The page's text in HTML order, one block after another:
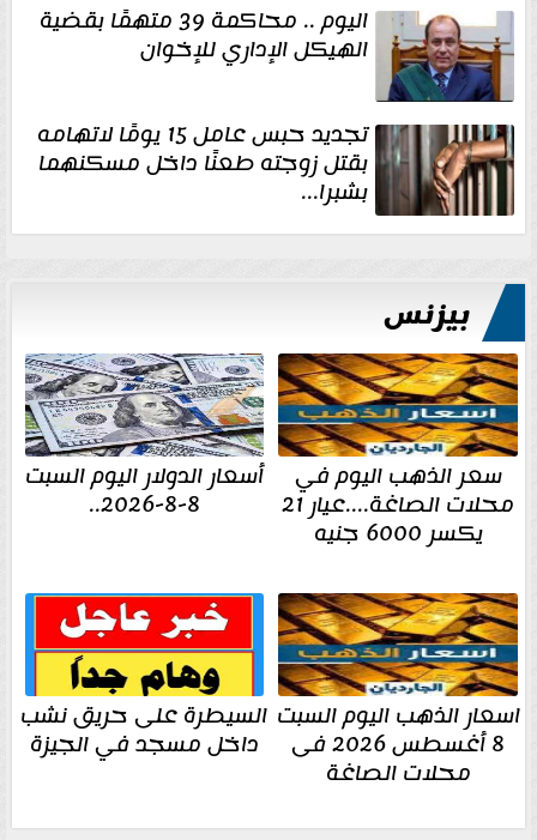
اليوم .. محاكمة 39 متهمًا بقضية
الهيكل الإداري للإخوان
تجديد حبس عامل 15 يومًا لاتهامه
بقتل زوجته طعنًا داخل مسكنهما
بشبرا...
بيزنس
سعر الذهب اليوم في
محلات الصاغة....عيار 21
يكسر 6000 جنيه
أسعار الدولار اليوم السبت
8-8-2026..
اسعار الذهب اليوم السبت
8 أغسطس 2026 فى
محلات الصاغة
السيطرة على حريق نشب
داخل مسجد في الجيزة